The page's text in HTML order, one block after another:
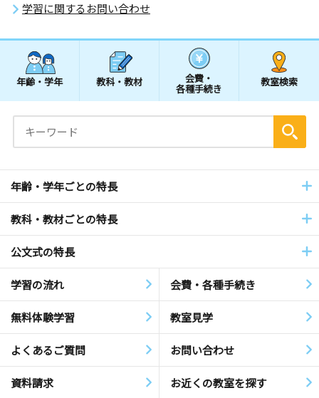
学習に関するお問い合わせ
年齢・学年 教科・教材 会費・
各種手続き
教室検索
年齢・学年ごとの特長
教科・教材ごとの特長
公文式の特長
学習の流れ 会費・各種手続き
無料体験学習 教室見学
よくあるご質問 お問い合わせ
資料請求 お近くの教室を探す